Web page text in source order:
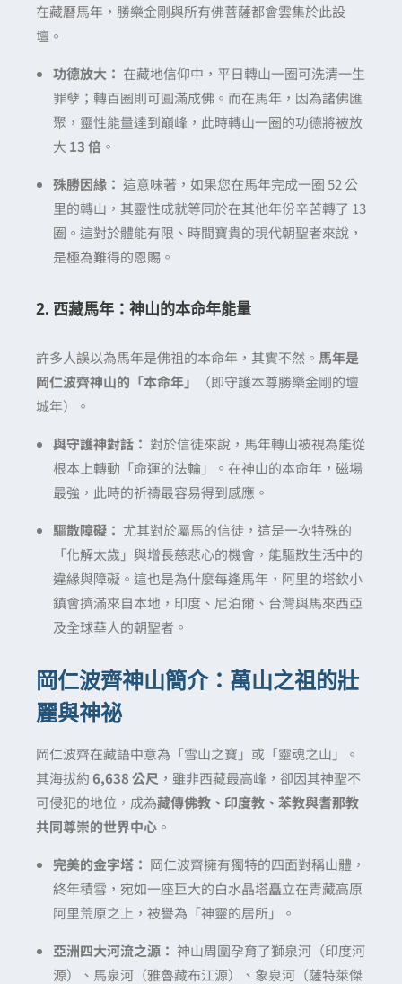
在藏曆馬年，勝樂金剛與所有佛菩薩都會雲集於此設
壇。
功德放大： 在藏地信仰中，平日轉山一圈可洗清一生
罪孽；轉百圈則可圓滿成佛。而在馬年，因為諸佛匯
聚，靈性能量達到巔峰，此時轉山一圈的功德將被放
大 13 倍。
殊勝因緣： 這意味著，如果您在馬年完成一圈 52 公
里的轉山，其靈性成就等同於在其他年份辛苦轉了 13
圈。這對於體能有限、時間寶貴的現代朝聖者來說，
是極為難得的恩賜。
2. 西藏馬年：神山的本命年能量
許多人誤以為馬年是佛祖的本命年，其實不然。 馬年是
岡仁波齊神山的「本命年」
（即守護本尊勝樂金剛的壇
城年）。
與守護神對話： 對於信徒來說，馬年轉山被視為能從
根本上轉動「命運的法輪」。在神山的本命年，磁場
最強，此時的祈禱最容易得到感應。
驅散障礙： 尤其對於屬馬的信徒，這是一次特殊的
「化解太歲」與增長慈悲心的機會，能驅散生活中的
違緣與障礙。這也是為什麼每逢馬年，阿里的塔欽小
鎮會擠滿來自本地，印度、尼泊爾、台灣與馬來西亞
及全球華人的朝聖者。
岡仁波齊神山簡介：萬山之祖的壯
麗與神祕
岡仁波齊在藏語中意為「雪山之寶」或「靈魂之山」。
其海拔約6,638 公尺 ，雖非西藏最高峰，卻因其神聖不
可侵犯的地位，成為藏傳佛教、印度教、苯教與耆那教
共同尊崇的世界中心 。
完美的金字塔： 岡仁波齊擁有獨特的四面對稱山體，
終年積雪，宛如一座巨大的白水晶塔矗立在青藏高原
阿里荒原之上，被譽為「神靈的居所」。
亞洲四大河流之源： 神山周圍孕育了獅泉河（印度河
源）、馬泉河（雅魯藏布江源）、象泉河（薩特萊傑